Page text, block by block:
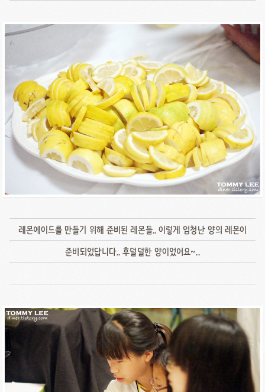
레몬에이드를 만들기 위해 준비된 레몬들.. 이렇게 엄청난 양의 레몬이
준비되었답니다.. 후덜덜한 양이었어요~..